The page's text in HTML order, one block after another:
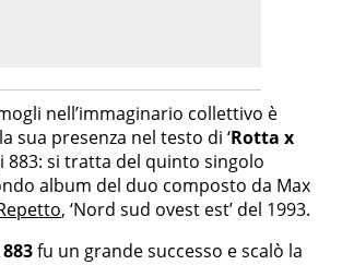
nell’immaginario collettivo è
sua presenza nel testo di ‘Rotta x
883: si tratta del quinto singolo
album del duo composto da Max
, ‘Nord sud ovest est’ del 1993.
883fu un grande successo e scalò la